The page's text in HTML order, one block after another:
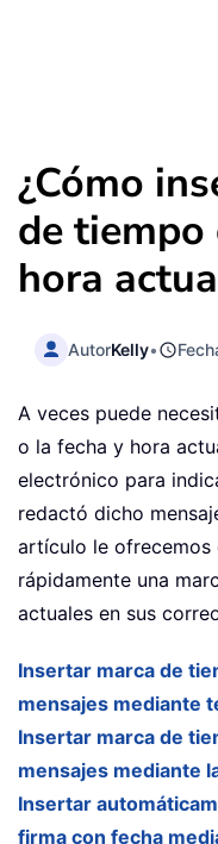
¿Cómo
de tiempo
hora
AutorKelly•
A veces puede
o la fecha y hora
electrónico para
redactó dicho
artículo le
rápidamente una
actuales en sus
Insertar marca de
mensajes mediante
Insertar marca de
mensajes mediante
Insertar
firma con fecha